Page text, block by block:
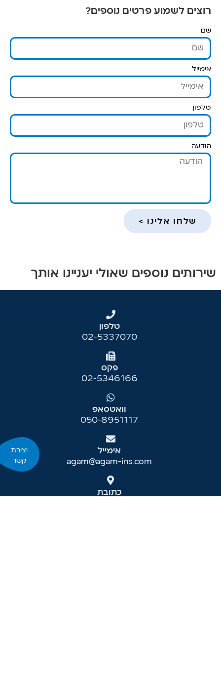
רוצים לשמוע פרטים נוספים?
שם
אימייל
טלפון
הודעה
שלחו אלינו >
שירותים נוספים שאולי יעניינו אותך
יצירת
קשר
טלפון
02-5337070
פקס
02-5346166
וואטסאפ
050-8951117
אימייל
agam@agam-ins.com
כתובת